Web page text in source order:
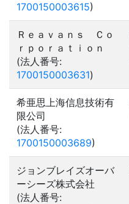
1700150003615)
Ｒｅａｖａｎｓ Ｃｏ
ｒｐｏｒａｔｉｏｎ
(法人番号:
1700150003631)
希亜思上海信息技術有
限公司
(法人番号:
1700150003689)
ジョンブレイズオーバ
ーシーズ株式会社
(法人番号: